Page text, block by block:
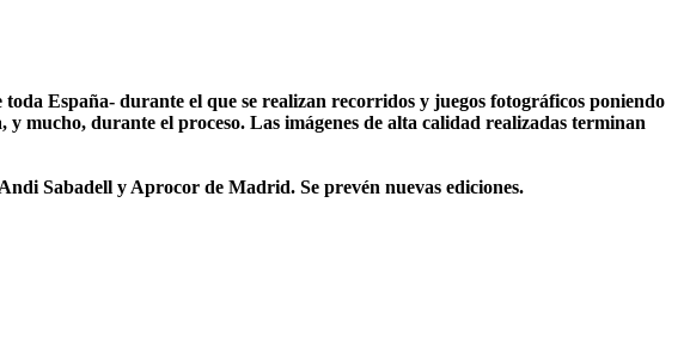
España- durante el que se realizan recorridos y juegos fotográficos poniendo
mucho, durante el proceso. Las imágenes de alta calidad realizadas terminan
Sabadell y Aprocor de Madrid. Se prevén nuevas ediciones.